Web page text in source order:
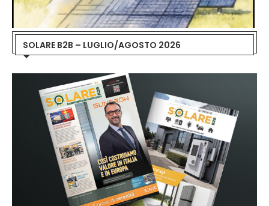
SOLARE B2B – LUGLIO/AGOSTO 2026